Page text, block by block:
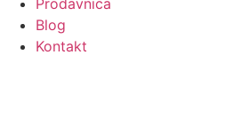
Prodavnica
Blog
Kontakt